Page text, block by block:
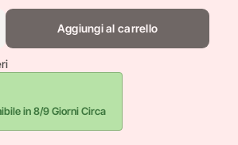
Aggiungi al carrello
in 8/9 Giorni Circa